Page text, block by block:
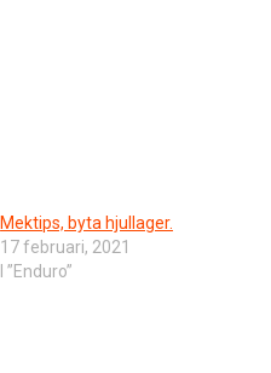
Mektips, byta hjullager.
17 februari, 2021
I ”Enduro”